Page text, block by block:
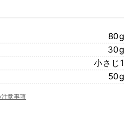
80g
30g
小さじ1
50g
意事項